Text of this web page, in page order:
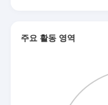
주요 활동 영역